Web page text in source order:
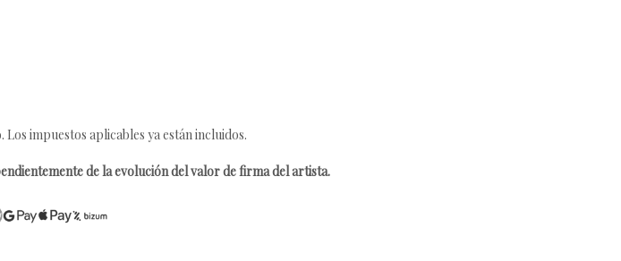
impuestos aplicables ya están incluidos.
de la evolución del valor de firma del artista.